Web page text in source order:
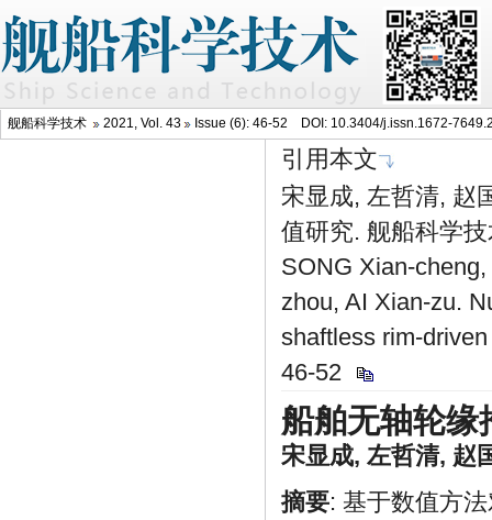
舰船科学技术 2021, Vol. 43 Issue (6): 46-52 DOI: 10.3404/j.issn.1672-
引用本文
宋显成, 左哲清, 赵
值研究. 舰船科学
SONG Xian-
zhou, AI Xian-zu.
shaftless rim-
46-52
船舶无轴轮缘
宋显成, 左哲清, 赵
摘要: 基于数值方